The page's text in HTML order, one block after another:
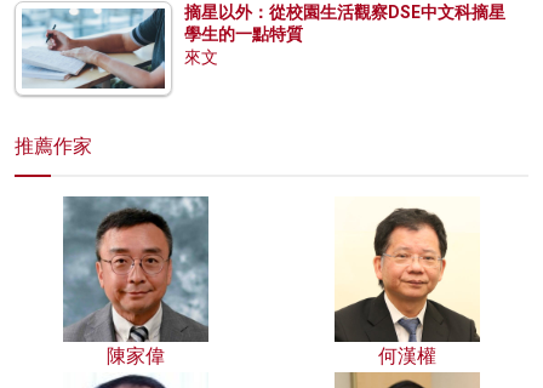
摘星以外：從校園生活觀察DSE中文科摘星
學生的一點特質
來文
推薦作家
陳家偉 何漢權